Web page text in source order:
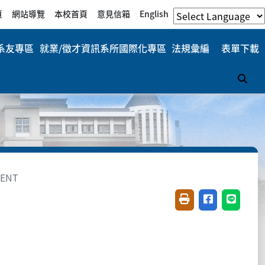
網站導覽 本校首頁 意見信箱 English
友專區 就業/徵才資訊系所國際化專區 法規彙編 表單下載
友善列印(開新視窗)
分享至臉書(
分享至